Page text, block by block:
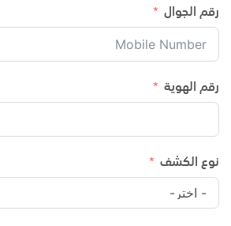
رقم الجوال
رقم الهوية
نوع الكشف